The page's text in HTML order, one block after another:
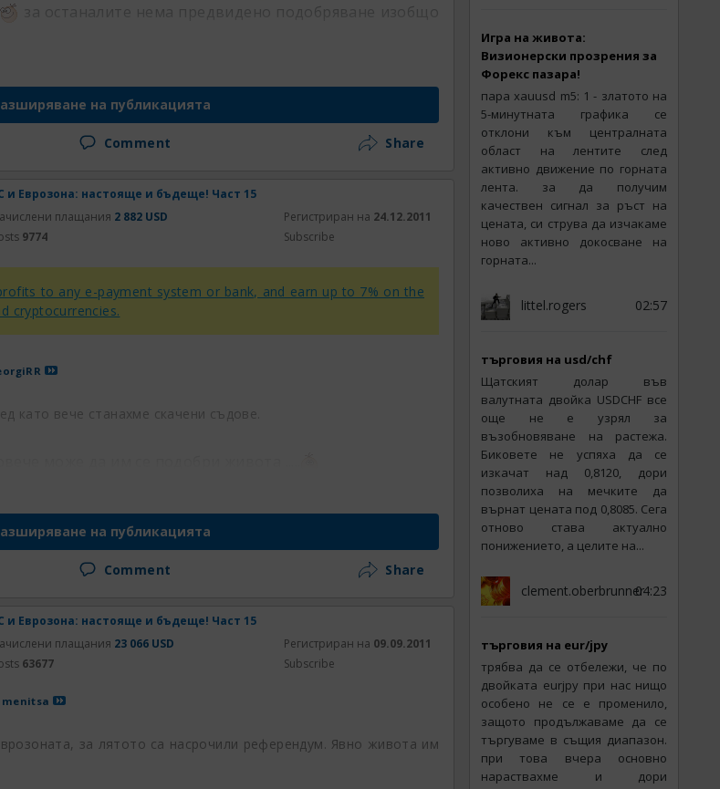
за останалите нема предвидено подобряване изобщо
на публикацията
Comment Share
и Еврозона: настояще и бъдеще! Част 15
плащания 2 882 USD
9774
Регистриран на 24.12.2011
Subscribe
to any e-payment system or bank, and earn up to 7% on the
cryptocurrencies.
като вече станахме скачени съдове.
на публикацията
Comment Share
и Еврозона: настояще и бъдеще! Част 15
плащания 23 066 USD
63677
Регистриран на 09.09.2011
Subscribe
за лятото са насрочили референдум. Явно живота им
Игра на живота:
Визионерски прозрения за
Форекс пазара!
пара xauusd m5: 1 - златото на
5-минутната графика се
отклони към централната
област на лентите след
активно движение по горната
лента. за да получим
качествен сигнал за ръст на
цената, си струва да изчакаме
ново активно докосване на
горната...
littel.rogers 02:57
търговия на usd/chf
Щатският долар във
валутната двойка USDCHF все
още не е узрял за
възобновяване на растежа.
Биковете не успяха да се
изкачат над 0,8120, дори
позволиха на мечките да
върнат цената под 0,8085. Сега
отново става актуално
понижението, а целите на...
clement.oberbrunner04:23
търговия на eur/jpy
трябва да се отбележи, че по
двойката eurjpy при нас нищо
особено не се е променило,
защото продължаваме да се
търгуваме в същия диапазон.
при това вчера основно
нараствахме и дори